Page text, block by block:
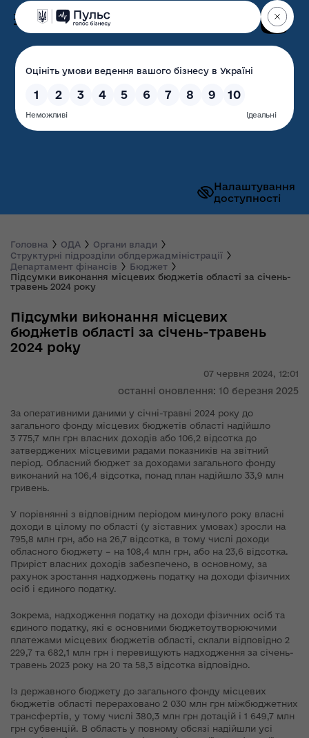
Налаштування
доступності
Волинська обласна
державна адміністрація
Головна ОДА
Органи влади
Структурні підрозділи облдержадміністрації
Департамент фінансів
Бюджет
Підсумки виконання місцевих бюджетів області за січень-
травень 2024 року
07 червня 2024, 12:01
останні оновлення: 10 березня 2025
Підсумки виконання місцевих
бюджетів області за січень-травень
2024 року
За оперативними даними у січні-травні 2024 року до
загального фонду місцевих бюджетів області надійшло
3 775,7 млн грн власних доходів або 106,2 відсотка до
затверджених місцевими радами показників на звітний
період. Обласний бюджет за доходами загального фонду
виконаний на 106,4 відсотка, понад план надійшло 33,9 млн
гривень.
У порівнянні з відповідним періодом минулого року власні
доходи в цілому по області (у зіставних умовах) зросли на
795,8 млн грн, або на 26,7 відсотка, в тому числі доходи
обласного бюджету – на 108,4 млн грн, або на 23,6 відсотка.
Приріст власних доходів забезпечено, в основному, за
рахунок зростання надходжень податку на доходи фізичних
осіб і єдиного податку.
Зокрема, надходження податку на доходи фізичних осіб та
єдиного податку, які є основними бюджетоутворюючими
платежами місцевих бюджетів області, склали відповідно 2
229,7 та 682,1 млн грн і перевищують надходження за січень-
травень 2023 року на 20 та 58,3 відсотка відповідно.
Із державного бюджету до загального фонду місцевих
бюджетів області перераховано 2 030 млн грн міжбюджетних
трансфертів, у тому числі 380,3 млн грн дотацій і 1 649,7 млн
грн субвенцій. В область у повному обсязі надійшли усі